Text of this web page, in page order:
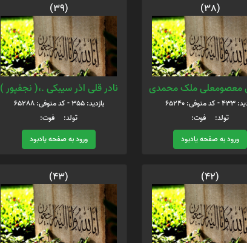
(38)
معصومعلی ملک محمدی
65240
تولد: فوت:
ورود به صفحه یادبود
(39)
نادر قلی اذر سیبکی .،( نجفپور )
بازدید: 355 - کد متوفی: 65288
تولد: فوت:
ورود به صفحه یادبود
(42)
(43)